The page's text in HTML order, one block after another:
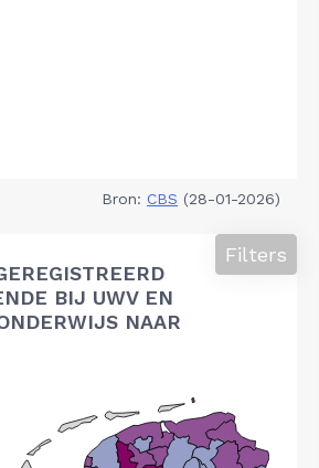
Bron: CBS (28-01-2026)
BIJ UWV EN
NAAR
Filters